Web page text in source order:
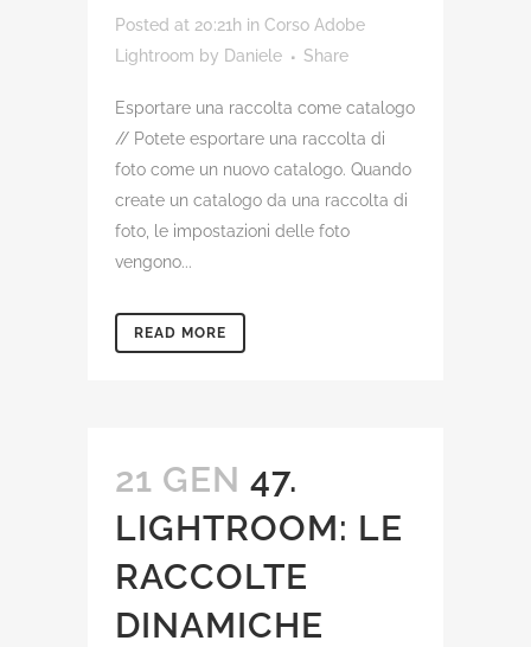
Posted at 20:21h in Corso Adobe
Lightroom by Daniele Share
Esportare una raccolta come catalogo
// Potete esportare una raccolta di
foto come un nuovo catalogo. Quando
create un catalogo da una raccolta di
foto, le impostazioni delle foto
vengono...
READ MORE
21 GEN 47.
LIGHTROOM: LE
RACCOLTE
DINAMICHE